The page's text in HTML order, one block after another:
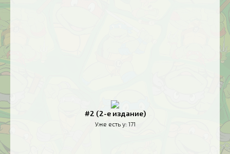
#2 (2-е издание)
Уже есть у: 171